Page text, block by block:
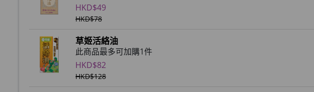
HKD$49
HKD$78
草姬活絡油
此商品最多可加購1件
HKD$82
HKD$128